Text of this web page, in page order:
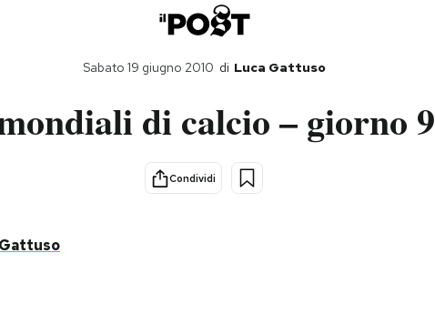
di Luca Gattuso
Sabato 19 giugno 2010
di calcio – giorno 9
Condividi